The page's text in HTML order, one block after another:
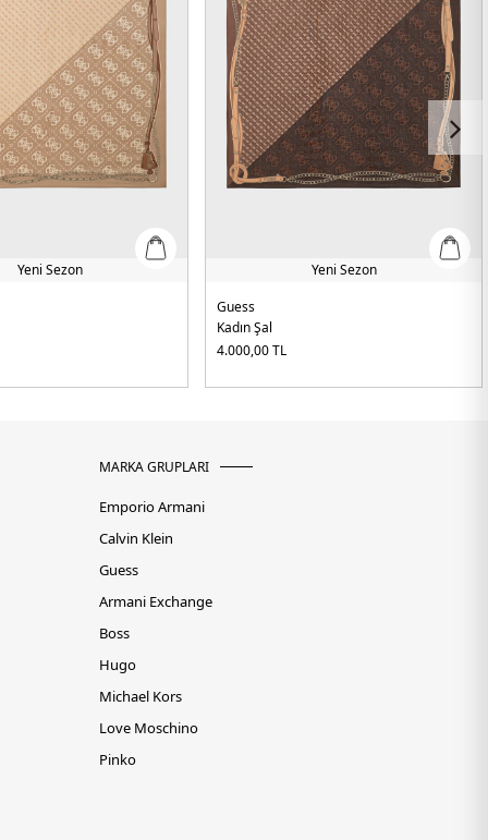
Yeni Sezon
Yeni Sezon
Guess
Kadın Şal
4.000,00TL
MARKA GRUPLARI
Emporio Armani
Calvin Klein
Guess
Armani Exchange
Boss
Hugo
Michael Kors
Love Moschino
Pinko